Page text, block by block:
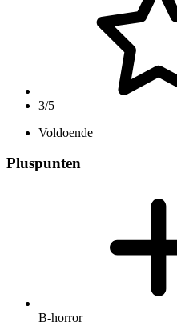
3/5
Voldoende
Pluspunten
B-horror